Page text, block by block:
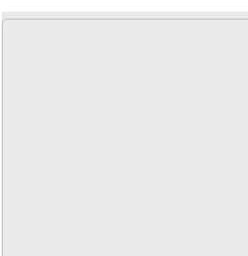
가능합니다.특히, 페퍼로니 피자는 고